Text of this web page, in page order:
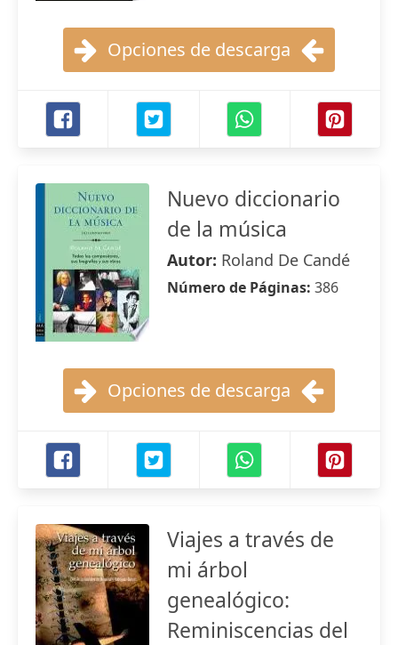
Opciones de descarga
Nuevo diccionario
de la música
Autor: Roland De Candé
Número de Páginas: 386
Opciones de descarga
Viajes a través de
mi árbol
genealógico:
Reminiscencias del